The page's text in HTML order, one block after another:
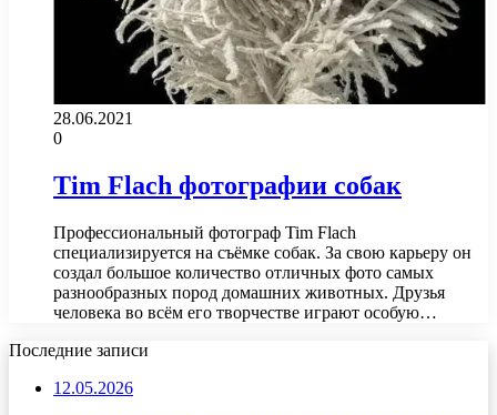
28.06.2021
0
Tim Flach фотографии собак
Профессиональный фотограф Tim Flach
специализируется на съёмке собак. За свою карьеру он
создал большое количество отличных фото самых
разнообразных пород домашних животных. Друзья
человека во всём его творчестве играют особую…
Последние записи
12.05.2026